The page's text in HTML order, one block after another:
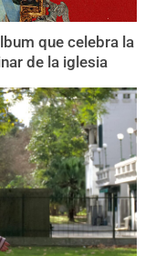
que celebra la
de la iglesia